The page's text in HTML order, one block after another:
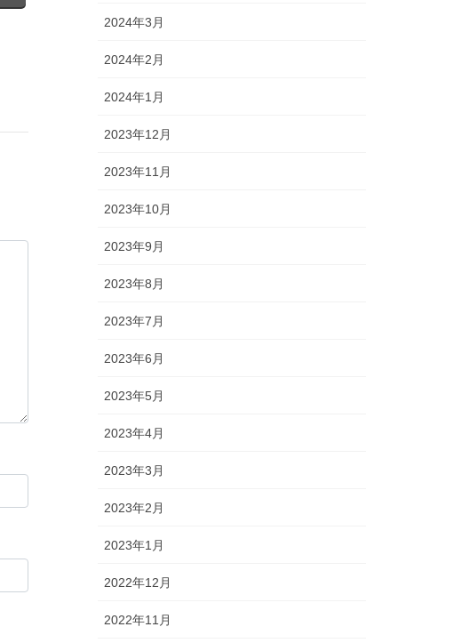
2024年3月
2024年2月
2024年1月
2023年12月
2023年11月
2023年10月
2023年9月
2023年8月
2023年7月
2023年6月
2023年5月
2023年4月
2023年3月
2023年2月
2023年1月
2022年12月
2022年11月